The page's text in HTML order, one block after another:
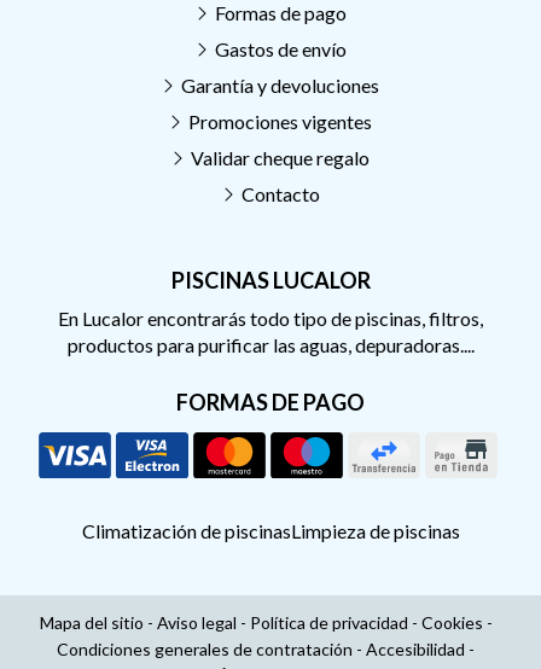
PISCINAS LUCALOR
En Lucalor encontrarás todo tipo de piscinas, filtros,
productos para purificar las aguas, depuradoras....
FORMAS DE PAGO
Formas de pago
Gastos de envío
Garantía y devoluciones
Promociones vigentes
Validar cheque regalo
Contacto
Climatización de piscinasLimpieza de piscinas
Mapa del sitio - Aviso legal - Política de privacidad - Cookies -
Condiciones generales de contratación - Accesibilidad -